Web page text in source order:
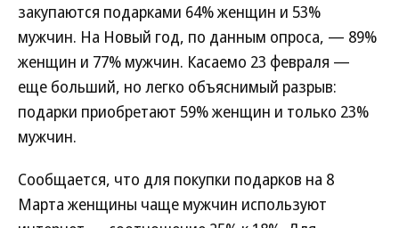
закупаются подарками 64% женщин и 53%
мужчин. На Новый год, по данным опроса, — 89%
женщин и 77% мужчин. Касаемо 23 февраля —
еще больший, но легко объяснимый разрыв:
подарки приобретают 59% женщин и только 23%
мужчин.
Сообщается, что для покупки подарков на 8
Марта женщины чаще мужчин используют